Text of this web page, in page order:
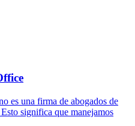
es una firma de abogados de
significa que manejamos